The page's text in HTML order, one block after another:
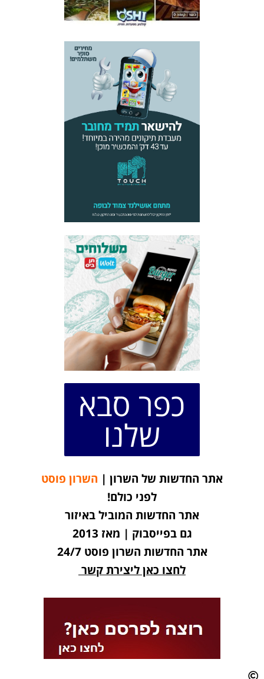
כפר סבא
שלנו
אתר החדשות של השרון | השרון פוסט
לפני כולם!
אתר החדשות המוביל באיזור
גם בפייסבוק | מאז 2013
אתר החדשות השרון פוסט 24/7
לחצו כאן ליצירת קשר